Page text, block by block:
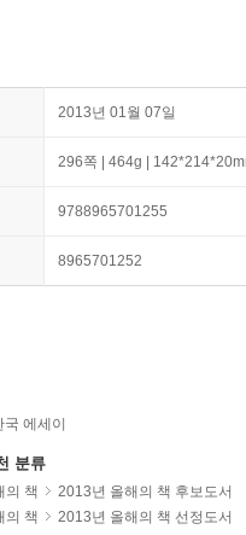
2013년 01월 07일
296쪽 | 464g |
9788965701255
8965701252
국 에세이
분류
의 책
2013년 올해의 책 후보도서
의 책 2013년 올해의 책 선정도서